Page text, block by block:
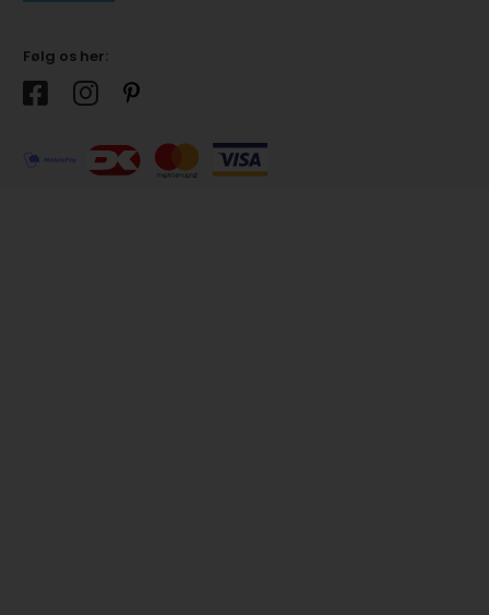
Følg os her: